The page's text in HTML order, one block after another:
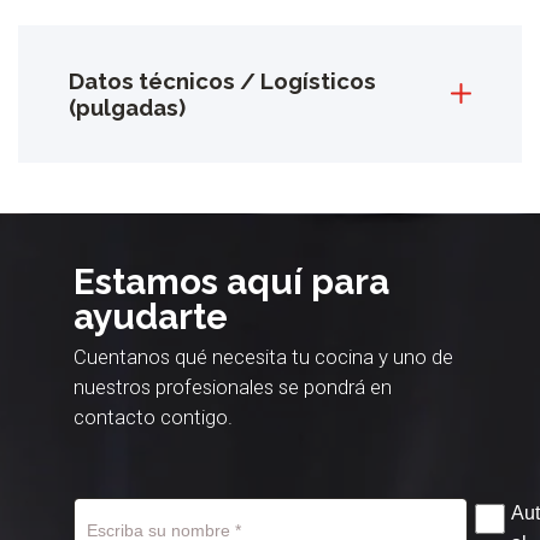
Datos técnicos / Logísticos
(pulgadas)
Estamos aquí para
ayudarte
Cuentanos qué necesita tu cocina y uno de
nuestros profesionales se pondrá en
contacto contigo.